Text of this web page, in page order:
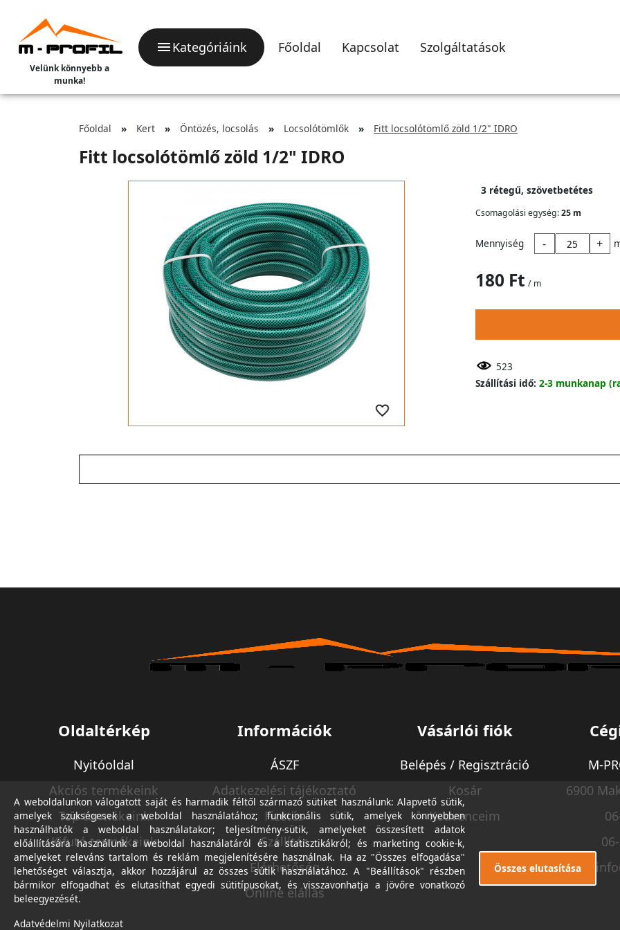
Velünk könnyebb a
munka!
Kategóriáink Főoldal Kapcsolat Szolgáltatások
Főoldal Kert Öntözés, locsolás Locsolótömlők Fitt locsolótömlő zöld 1/2" IDRO
Fitt locsolótömlő zöld 1/2" IDRO
3 rétegű, szövetbetétes
Csomagolási egység:25 m
Mennyiség - +
180 Ft / m
523
Szállítási idő: 2-3 munkanap
Oldaltérkép
Nyitóoldal
Akciós termékeink
Top termékeink
Kifutó termékeink
Információk
ÁSZF
Adatkezelési tájékoztató
Fizetés
Szállítás
Elérhetőség
Online elállás
Vásárlói fiók
Belépés / Regisztráció
Kosár
Kedvenceim
M-
6900
A weboldalunkon válogatott saját és harmadik féltől származó sütiket használunk: Alapvető sütik,
amelyek szükségesek a weboldal használatához; funkcionális sütik, amelyek könnyebben
használhatók a weboldal használatakor; teljesítmény-sütik, amelyeket összesített adatok
előállítására használunk a weboldal használatáról és a statisztikákról; és marketing cookie-k,
amelyeket releváns tartalom és reklám megjelenítésére használnak. Ha az "Összes elfogadása"
lehetőséget választja, akkor hozzájárul az összes sütik használatához. A "Beállítások" részben
bármikor elfogadhat és elutasíthat egyedi sütitípusokat, és visszavonhatja a jövőre vonatkozó
beleegyezését.
Adatvédelmi Nyilatkozat
Összes elutasítása